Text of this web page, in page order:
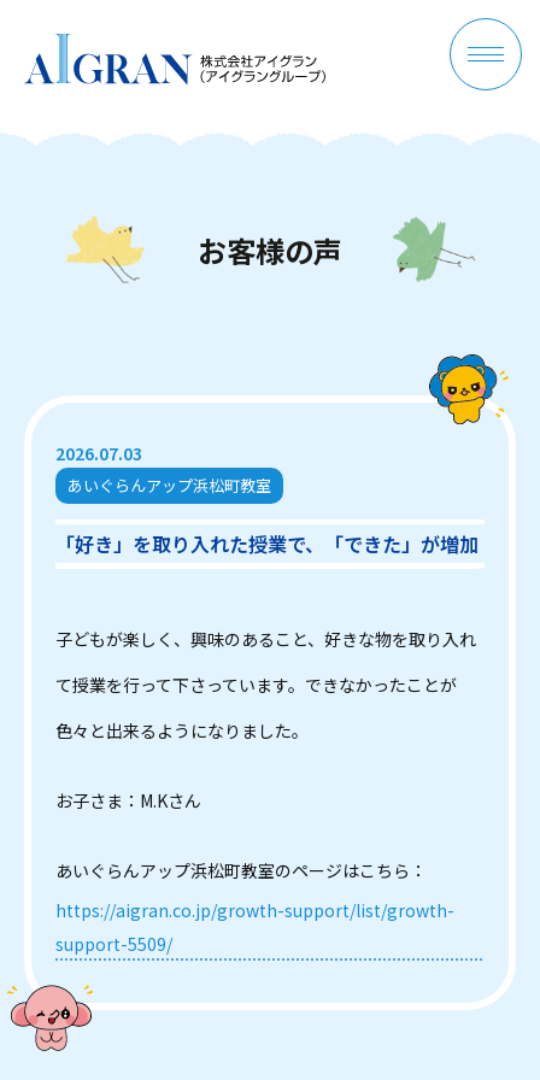
お客様の声
2026.07.03
あいぐらんアップ浜松町教室
「好き」を取り入れた授業で、「できた」が増加
子どもが楽しく、興味のあること、好きな物を取り入れ
て授業を行って下さっています。できなかったことが
色々と出来るようになりました。
お子さま：M.Kさん
あいぐらんアップ浜松町教室のページはこちら：
https://aigran.co.jp/growth-support/list/growth-
support-5509/